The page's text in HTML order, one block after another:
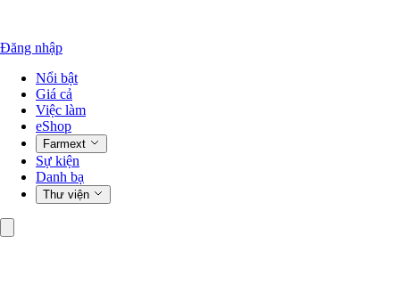
Đăng nhập
Nổi bật
Giá cả
Việc làm
eShop
Farmext
Sự kiện
Danh bạ
Thư viện